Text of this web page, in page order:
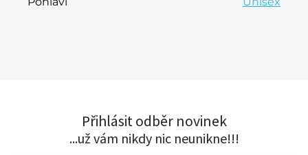
Přihlásit odběr novinek
...už vám nikdy nic neunikne!!!